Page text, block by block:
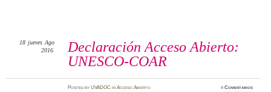
Declaración Acceso Abierto:
UNESCO-COAR
18 jueves Ago
2016
PostedbyUVADOC inAcceso Abierto ≈Comentarios